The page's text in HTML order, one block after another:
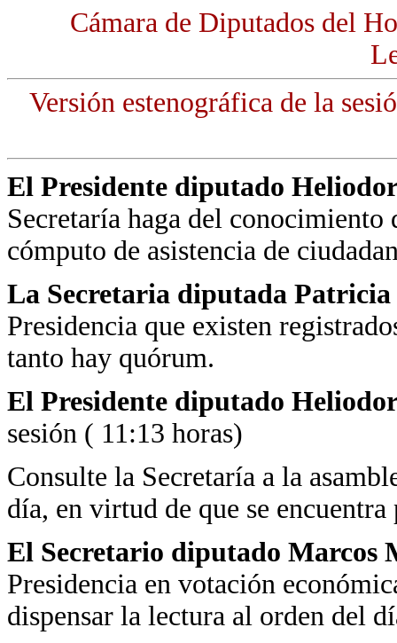
Cámara de Diputados del
Versión estenográfica de la
El Presidente diputado
Secretaría haga del conocimiento
cómputo de asistencia de
La Secretaria diputada
Presidencia que existen
tanto hay quórum.
El Presidente diputado
sesión ( 11:13 horas)
Consulte la Secretaría a la
día, en virtud de que se
El Secretario diputado Marcos
Presidencia en votación
dispensar la lectura al orden del